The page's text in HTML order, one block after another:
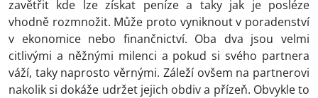
zavětřit kde lze získat peníze a taky jak je posléze
vhodně rozmnožit. Může proto vyniknout v poradenství
v ekonomice nebo finančnictví. Oba dva jsou velmi
citlivými a něžnými milenci a pokud si svého partnera
váží, taky naprosto věrnými. Záleží ovšem na partnerovi
nakolik si dokáže udržet jejich obdiv a přízeň. Obvykle to